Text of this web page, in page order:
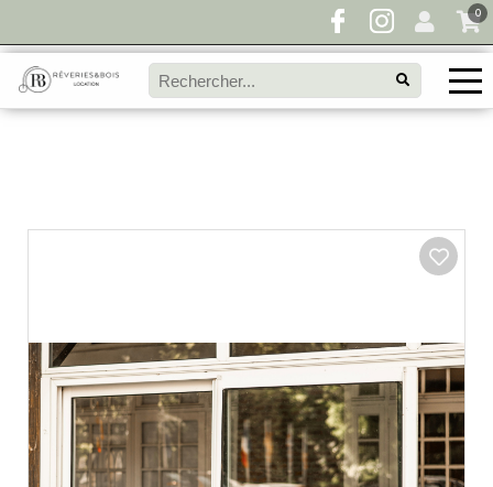
0
Pour toute demande de disponibilité, remplissez